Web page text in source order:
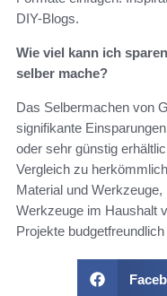
DIY-Blogs.
Wie viel kann ich
selber mache?
Das Selbermachen von
signifikante
oder sehr günstig
Vergleich zu
Material und
Werkzeuge im Haushalt
Projekte